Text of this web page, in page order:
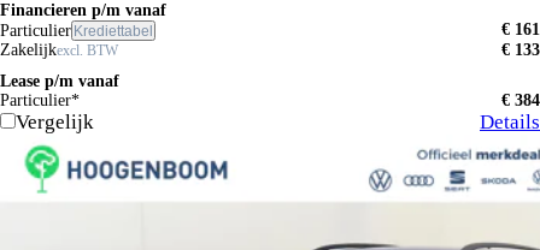
Financieren p/m vanaf
Particulier Krediettabel
€ 161
Zakelijkexcl. BTW
€ 133
Lease p/m vanaf
Particulier*
€ 384
Vergelijk Details